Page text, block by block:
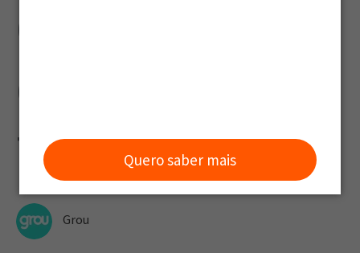
Quero saber mais
O Impacta na
Gestão de
Talentos
Grou